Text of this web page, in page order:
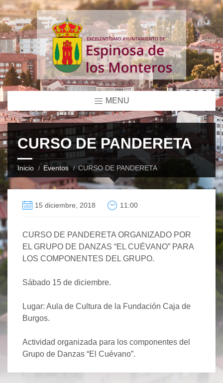
MENU
CURSO DE PANDERETA
Inicio Eventos CURSO DE PANDERETA
15 diciembre, 2018 11:00
CURSO DE PANDERETA ORGANIZADO POR
EL GRUPO DE DANZAS “EL CUÉVANO” PARA
LOS COMPONENTES DEL GRUPO.
Sábado 15 de diciembre.
Lugar: Aula de Cultura de la Fundación Caja de
Burgos.
Actividad organizada para los componentes del
Grupo de Danzas “El Cuévano”.